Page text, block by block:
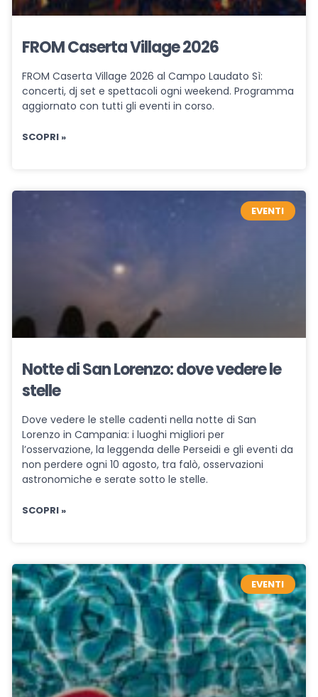
FROM Caserta Village 2026
FROM Caserta Village 2026 al Campo Laudato Sì:
concerti, dj set e spettacoli ogni weekend. Programma
aggiornato con tutti gli eventi in corso.
SCOPRI »
EVENTI
Notte di San Lorenzo: dove vedere le
stelle
Dove vedere le stelle cadenti nella notte di San
Lorenzo in Campania: i luoghi migliori per
l’osservazione, la leggenda delle Perseidi e gli eventi da
non perdere ogni 10 agosto, tra falò, osservazioni
astronomiche e serate sotto le stelle.
SCOPRI »
EVENTI